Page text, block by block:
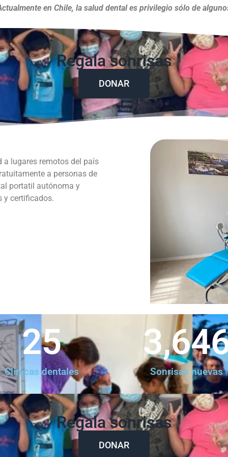
en Chile, la salud dental es privilegio sólo de
Regala sonrisas
DONAR
a lugares remotos del país
a personas de
portatil autónoma y
y certificados.
Clínicas dentales
25
Sonrisas nuevas
Regala sonrisas
DONAR